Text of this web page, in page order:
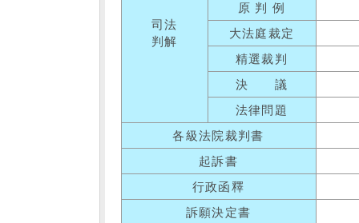
司法
判解
原 判 例
大法庭裁定
精選裁判
決 議
法律問題
各級法院裁判書
起訴書
行政函釋
訴願決定書